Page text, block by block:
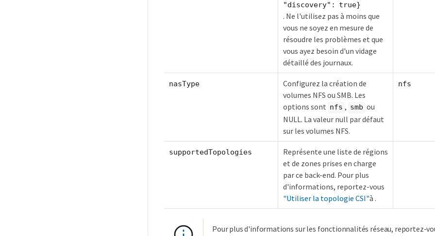
"discovery": true}
. Ne l'utilisez pas à moins que
vous ne soyez en mesure de
résoudre les problèmes et que
vous ayez besoin d'un vidage
détaillé des journaux.
nasType
Configurez la création de
volumes NFS ou SMB. Les
options sont nfs , smb ou
NULL. La valeur null par défaut
sur les volumes NFS.
nfs
supportedTopologies
Représente une liste de régions
et de zones prises en charge
par ce back-end. Pour plus
d'informations, reportez-vous
"Utiliser la topologie CSI"à .
Pour plus d'informations sur les fonctionnalités réseau, reportez-